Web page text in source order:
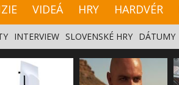
VIDEÁ HRY HARDVÉR
INTERVIEW SLOVENSKÉ HRY DÁTUMY